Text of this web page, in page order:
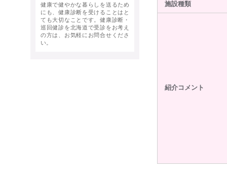
健康で健やかな暮らしを送るため
にも、健康診断を受けることはと
ても大切なことです。健康診断・
巡回健診を北海道で受診をお考え
の方は、お気軽にお問合せくださ
い。
施設種類
紹介コメント